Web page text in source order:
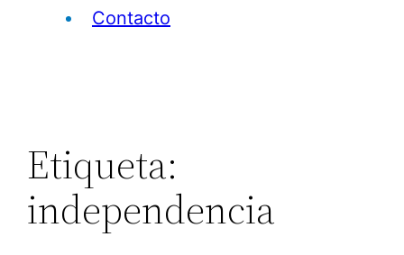
Contacto
Etiqueta:
independencia